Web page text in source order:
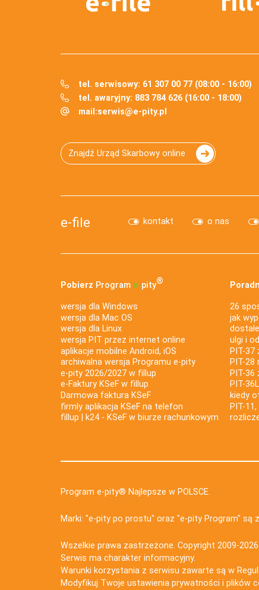
tel. serwisowy: 61 307 00 77 (08:00 - 16:00)
tel. awaryjny: 883 784 626 (16:00 - 18:00)
mail:serwis@e-pity.pl
Znajdź Urząd Skarbowy online
e-file kontakt o nas
Pobierz Program e‑pity®
wersja dla Windows
wersja dla Mac OS
wersja dla Linux
wersja PIT przez internet online
aplikacje mobilne Android, iOS
archiwalna wersja Programu e-pity
e-pity 2026/2027 w fillup
e‑Faktury KSeF w fillup
Darmowa faktura KSeF
firmly aplikacja KSeF na telefon
fillup | k24 - KSeF w biurze rachunkowym
26
jak
ulgi i
PIT-37
PIT-28
PIT-36
PIT-
kiedy
PIT-
Program e-pity® Najlepsze w POLSCE.
Marki: "e-pity po prostu" oraz "e-pity Program"
Wszelkie prawa zastrzeżone. Copyright 2009-2026
Serwis ma charakter informacyjny.
Warunki korzystania z serwisu zawarte są w
Modyfikuj Twoje ustawienia prywatności i plików